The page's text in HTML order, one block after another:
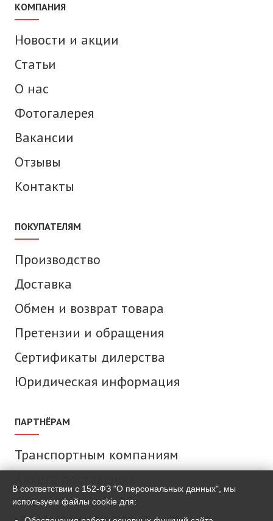
КОМПАНИЯ
Новости и акции
Статьи
О нас
Фотогалерея
Вакансии
Отзывы
Контакты
ПОКУПАТЕЛЯМ
Производство
Доставка
Обмен и возврат товара
Претензии и обращения
Сертификаты дилерства
Юридическая информация
ПАРТНЁРАМ
Транспортным компаниям
В соответствии с 152-ФЗ "О персональных данных", мы
используем файлы cookie для: